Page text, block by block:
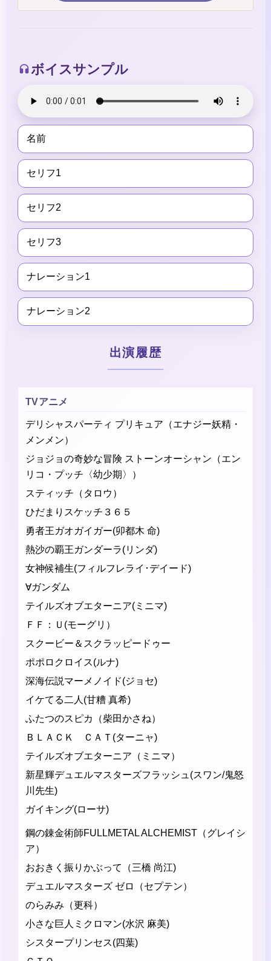
ボイスサンプル
名前
セリフ1
セリフ2
セリフ3
ナレーション1
ナレーション2
出演履歴
TVアニメ
デリシャスパーティ プリキュア（エナジー妖精・
メンメン）
ジョジョの奇妙な冒険 ストーンオーシャン（エン
リコ・プッチ〈幼少期〉）
スティッチ（タロウ）
ひだまりスケッチ３６５
勇者王ガオガイガー(卯都木 命)
熱沙の覇王ガンダーラ(リンダ)
女神候補生(フィルフレライ･デイード)
∀ガンダム
テイルズオブエターニア(ミニマ)
ＦＦ：Ｕ(モーグリ）
スクービー＆スクラッピードゥー
ポポロクロイス(ルナ)
深海伝説マーメノイド(ジョセ)
イケてる二人(甘糟 真希)
ふたつのスピカ（柴田かさね）
ＢＬＡＣＫ ＣＡＴ(ターニャ)
テイルズオブエターニア（ミニマ）
新星輝デュエルマスターズフラッシュ(スワン/鬼怒
川先生)
ガイキング(ローサ)
鋼の錬金術師FULLMETAL ALCHEMIST（グレイシ
ア）
おおきく振りかぶって（三橋 尚江)
デュエルマスターズ ゼロ（セプテン）
のらみみ（更科）
小さな巨人ミクロマン(水沢 麻美)
シスタープリンセス(四葉)